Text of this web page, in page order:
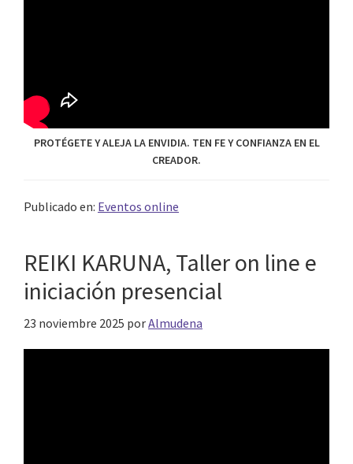
PROTÉGETE Y ALEJA LA ENVIDIA. TEN FE Y CONFIANZA EN EL
CREADOR.
Publicado en: Eventos online
REIKI KARUNA, Taller on line e
iniciación presencial
23 noviembre 2025 porAlmudena